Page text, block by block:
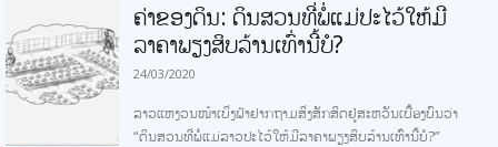
ຄ່າຂອງດິນ: ດິນສວນທີ່ພໍ່ແມ່ປະໄວ້ໃຫ້ມີ
ລາຄາພຽງສິບລ້ານເທົ່ານີ້ບໍ?
24/03/2020
ລາວແຫງວນໜ້າເບິ່ງຟ້າຢາກຖາມສິ່ງສັກສິດຢູ່ສະຫວັນເບື້ອງບົນວ່າ
“ດິນສວນທີ່ພໍ່ແມ່ລາວປະໄວ້ໃຫ້ມີລາຄາພຽງສິບລ້ານເທົ່ານີ້ບໍ?”